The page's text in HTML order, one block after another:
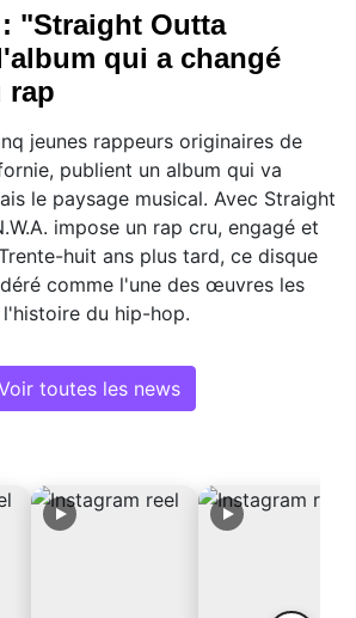
"Straight Outta
qui a changé
rap
jeunes rappeurs originaires de
publient un album qui va
le paysage musical. Avec Straight
impose un rap cru, engagé et
huit ans plus tard, ce disque
comme l'une des œuvres les
du hip-hop.
toutes les news